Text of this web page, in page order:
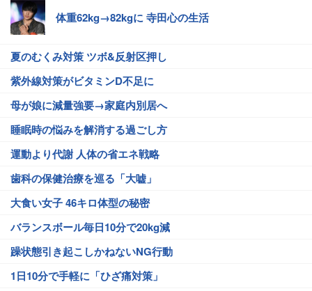
体重62kg→82kgに 寺田心の生活
夏のむくみ対策 ツボ&反射区押し
紫外線対策がビタミンD不足に
母が娘に減量強要→家庭内別居へ
睡眠時の悩みを解消する過ごし方
運動より代謝 人体の省エネ戦略
歯科の保健治療を巡る「大嘘」
大食い女子 46キロ体型の秘密
バランスボール毎日10分で20kg減
躁状態引き起こしかねないNG行動
1日10分で手軽に「ひざ痛対策」